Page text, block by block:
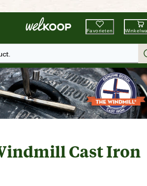
WinkelketenTuin & Dier
Favorieten
Cast Iron